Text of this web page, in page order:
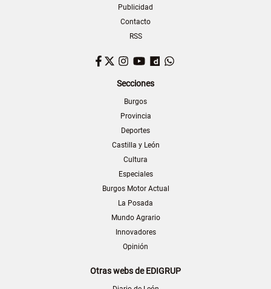
Publicidad
Contacto
RSS
Facebook
TwitterInstagram
YouTubeDailymotion
Secciones
Burgos
Provincia
Deportes
Castilla y León
Cultura
Especiales
Burgos Motor Actual
La Posada
Mundo Agrario
Innovadores
Opinión
Otras webs de EDIGRUP